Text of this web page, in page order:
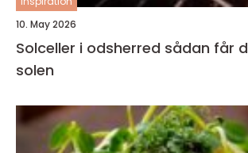
10. May 2026
Solceller i odsherred sådan får du mest ud af
solen